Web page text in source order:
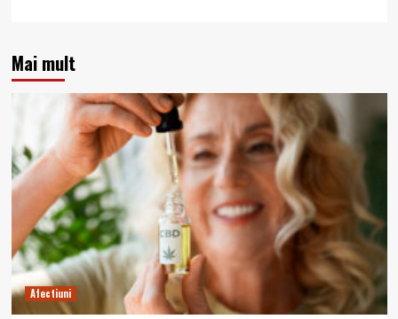
Mai mult
Afectiuni